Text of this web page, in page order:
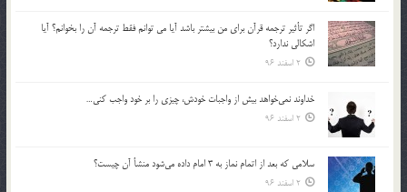
اگر تأثير ترجمه قرآن براي من بيشتر باشد آيا مي توانم فقط ترجمه آن را بخوانم؟ آيا
اشكالي ندارد؟
2 اسفند 96
خداوند نمي‌خواهد بيش از واجبات خودش، چيزي را بر خود واجب كني…
2 اسفند 96
سلامي كه بعد از اتمام نماز به 3 امام داده مي‌شود منشأ آن چيست؟
2 اسفند 96